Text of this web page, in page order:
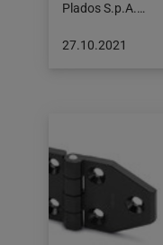
Plados S.p.A.…
Objava
27.10.2021